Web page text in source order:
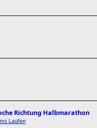
Richtung Halbmarathon
Laufen